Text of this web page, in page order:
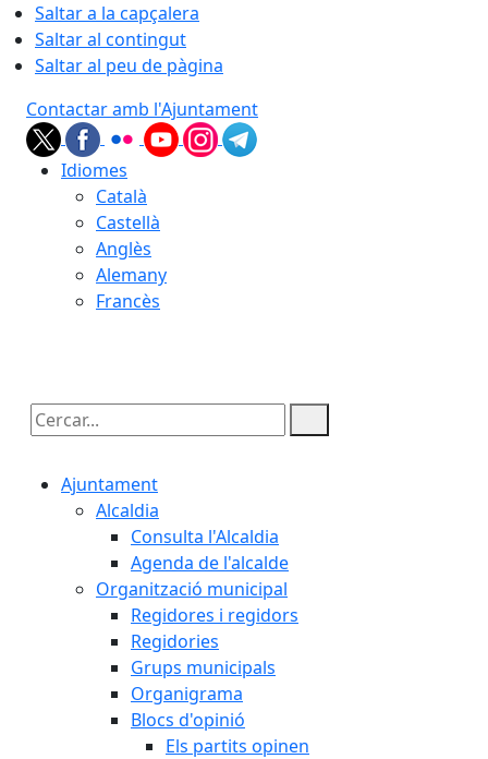
Saltar a la capçalera
Saltar al contingut
Saltar al peu de pàgina
Contactar amb l'Ajuntament
Idiomes
Català
Castellà
Anglès
Alemany
Francès
Cercar:
Ajuntament
Alcaldia
Consulta l'Alcaldia
Agenda de l'alcalde
Organització municipal
Regidores i regidors
Regidories
Grups municipals
Organigrama
Blocs d'opinió
Els partits opinen